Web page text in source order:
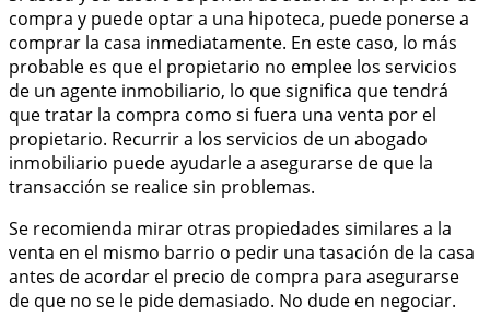
compra y puede optar a una hipoteca, puede ponerse a
comprar la casa inmediatamente. En este caso, lo más
probable es que el propietario no emplee los servicios
de un agente inmobiliario, lo que significa que tendrá
que tratar la compra como si fuera una venta por el
propietario. Recurrir a los servicios de un abogado
inmobiliario puede ayudarle a asegurarse de que la
transacción se realice sin problemas.
Se recomienda mirar otras propiedades similares a la
venta en el mismo barrio o pedir una tasación de la casa
antes de acordar el precio de compra para asegurarse
de que no se le pide demasiado. No dude en negociar.